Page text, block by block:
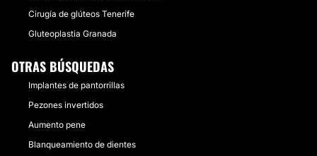
Cirugía de glúteos Tenerife
Gluteoplastia Granada
OTRAS BÚSQUEDAS
Implantes de pantorrillas
Pezones invertidos
Aumento pene
Blanqueamiento de dientes